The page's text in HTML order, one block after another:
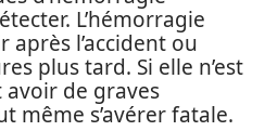
L’hémorragie
l’accident ou
plus tard. Si elle n’est
de graves
même s’avérer fatale.